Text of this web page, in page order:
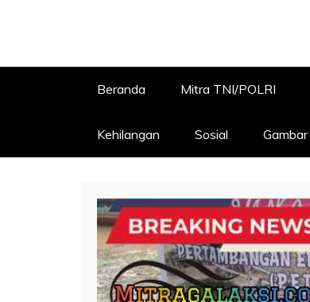
Beranda Mitra TNI/POLRI
Kehilangan Sosial Gambar